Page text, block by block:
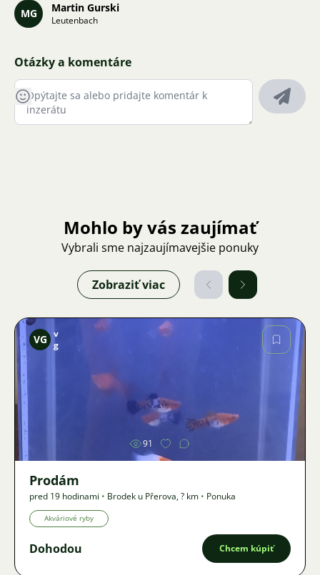
MG Martin Gurski
Leutenbach
Otázky a komentáre
Mohlo by vás zaujímať
Vybrali sme najzaujímavejšie ponuky
Zobraziť viac
Obrázok
VG v
g
91
Prodám
pred 19 hodinami • Brodek u Přerova,? km • Ponuka
Akváriové ryby
Dohodou Chcem kúpiť